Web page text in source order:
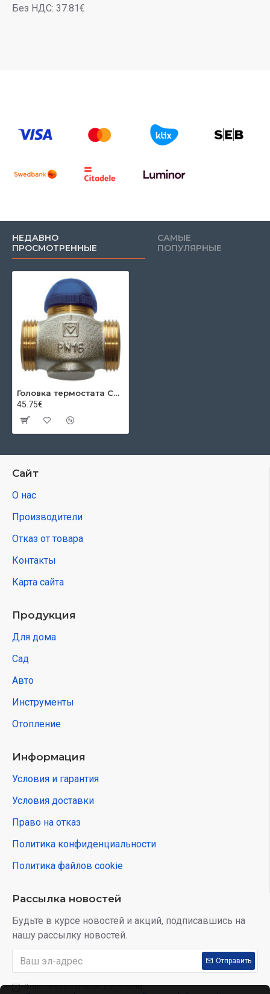
Без НДС: 37.81€
НЕДАВНО
ПРОСМОТРЕННЫЕ
САМЫЕ
ПОПУЛЯРНЫЕ
Головка термостата CALIS-TS-RD DN25 1¼" A.V. Kvs=6,44Herz
45.75€
Сайт
О нас
Производители
Отказ от товара
Контакты
Карта сайта
Продукция
Для дома
Сад
Авто
Инструменты
Отопление
Информация
Условия и гарантия
Условия доставки
Право на отказ
Политика конфиденциальности
Политика файлов cookie
Рассылка новостей
Будьте в курсе новостей и акций, подписавшись на
нашу рассылку новостей.
Отправить
Я прочитал и согласен с условиям: